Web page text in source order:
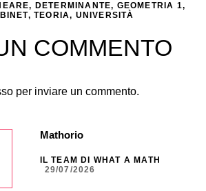
, DETERMINANTE, GEOMETRIA 1,
,TEORIA, UNIVERSITÀ
COMMENTO
per inviare un commento.
Mathorio
IL TEAM DI WHAT A MATH
29/07/2026